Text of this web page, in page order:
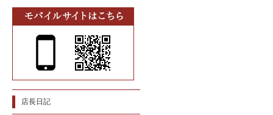
店長日記